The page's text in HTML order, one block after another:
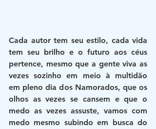
Cada autor tem seu estilo, cada vida
tem seu brilho e o futuro aos céus
pertence, mesmo que a gente viva as
vezes sozinho em meio à multidão
em pleno dia dos Namorados, que os
olhos as vezes se cansem e que o
medo as vezes assuste, vamos com
medo mesmo subindo em busca do